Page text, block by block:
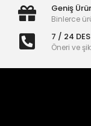
Geniş
Binlerce
7 / 24
Öneri ve